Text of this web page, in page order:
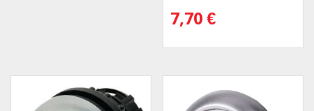
7,70€